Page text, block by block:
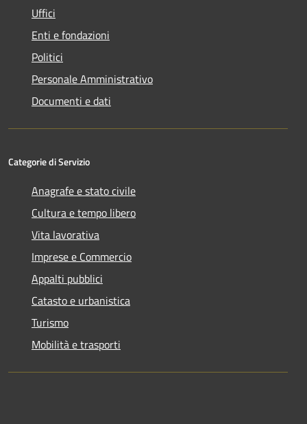
Uffici
Enti e fondazioni
Politici
Personale Amministrativo
Documenti e dati
Categorie di Servizio
Anagrafe e stato civile
Cultura e tempo libero
Vita lavorativa
Imprese e Commercio
Appalti pubblici
Catasto e urbanistica
Turismo
Mobilità e trasporti